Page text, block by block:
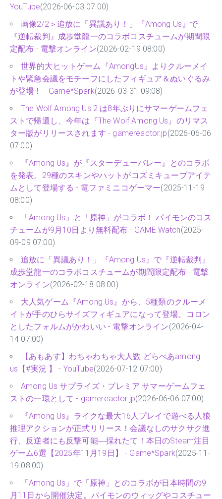
YouTube(2026-06-03 07:00)
画像2/2＞追放に「異議あり！」『Among Us』で
『逆転裁判』成歩堂龍一のコラボコスチュームが期間限
定配布 - 電撃オンライン(2026-02-19 08:00)
世界的大ヒットゲーム『AmongUs』よりクルーメイ
トや緊急会議をモチーフにしたフィギュア＆ぬいぐるみ
が登場！ - Game*Spark(2026-03-31 09:08)
The Wolf Among Us 2 は8年ぶりにサマーゲームフェ
ストで帰還し、今年は『The Wolf Among Us』のリマス
ター版がリリースされます - gamereactor.jp(2026-06-06
07:00)
『Among Us』が『スターデューバレー』とのコラボ
を発表。29種のスキンやハットがコズミキューブアイテ
ムとして登場する - 電ファミニコゲーマー(2025-11-19
08:00)
「Among Us」と「原神」がコラボ！ パイモンのコス
チュームが9月10日より無料配布 - GAME Watch(2025-
09-09 07:00)
追放に「異議あり！」『Among Us』で『逆転裁判』
成歩堂龍一のコラボコスチュームが期間限定配布 - 電撃
オンライン(2026-02-18 08:00)
大人気ゲーム『Among Us』から、5種類のクルーメ
イトが手のひらサイズフィギュアになって登場。コロン
としたフォルムがかわいい - 電撃オンライン(2026-04-
14 07:00)
【あもあす】わちゃわちゃ大人数 どらべあamong
us【#実況 】 - YouTube(2026-07-12 07:00)
Among Us サプライズ・プレミア サマーゲームフェ
ストの一環として - gamereactor.jp(2026-06-06 07:00)
『Among Us』ライクな最大16人プレイで遊べる人狼
推理アクションが正式リリース！会議なしのサクサク進
行、反逆者にも反撃可能―採れたて！本日のSteam注目
ゲーム6選【2025年11月19日】 - Game*Spark(2025-11-
19 08:00)
「Among Us」で「原神」とのコラボが日本時間の9
月11日から開催決定。パイモンのウィッグやコスチュー